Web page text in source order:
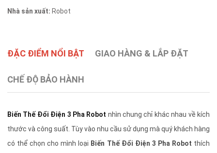
Nhà sản xuất: Robot
ĐẶC ĐIỂM NỔI BẬT GIAO HÀNG & LẮP ĐẶT
CHẾ ĐỘ BẢO HÀNH
Biến Thế Đổi Điện 3 Pha Robot nhìn chung chỉ khác nhau về kích
thước và công suất. Tùy vào nhu cầu sử dụng mà quý khách hàng
có thể chọn cho mình loại Biến Thế Đổi Điện 3 Pha Robot thích